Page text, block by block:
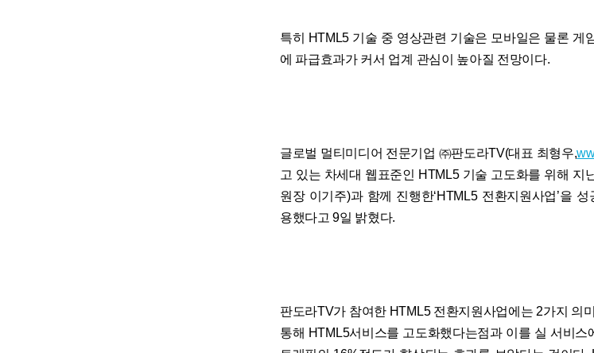
특히 HTML5 기술 중 영상관련 기술은 모바일은 물론 게
에 파급효과가 커서 업계 관심이 높아질 전망이다.
글로벌 멀티미디어 전문기업 ㈜판도라TV(대표 최형우,
고 있는 차세대 웹표준인 HTML5 기술 고도화를 위해 지
원장 이기주)과 함께 진행한‘HTML5 전환지원사업’을
용했다고 9일 밝혔다.
판도라TV가 참여한 HTML5 전환지원사업에는 2가지 의
통해 HTML5서비스를 고도화했다는점과 이를 실 서비스